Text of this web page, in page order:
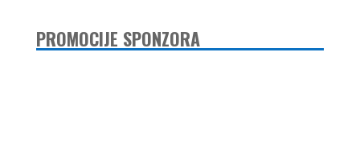
PROMOCIJE SPONZORA